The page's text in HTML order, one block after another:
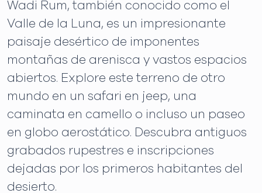
Wadi Rum, también conocido como el
Valle de la Luna, es un impresionante
paisaje desértico de imponentes
montañas de arenisca y vastos espacios
abiertos. Explore este terreno de otro
mundo en un safari en jeep, una
caminata en camello o incluso un paseo
en globo aerostático. Descubra antiguos
grabados rupestres e inscripciones
dejadas por los primeros habitantes del
desierto.